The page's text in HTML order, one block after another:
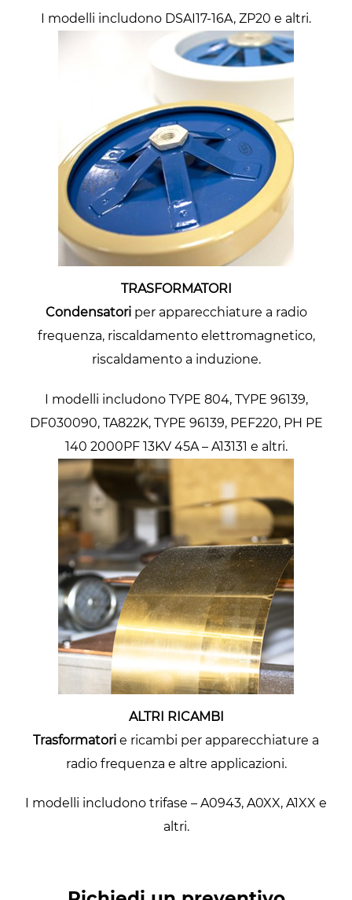
I modelli includono DSAI17-16A, ZP20 e altri.
TRASFORMATORI
Condensatoriper apparecchiature a radio
frequenza, riscaldamento elettromagnetico,
riscaldamento a induzione.
I modelli includono TYPE 804, TYPE 96139,
DF030090, TA822K, TYPE 96139, PEF220, PH PE
140 2000PF 13KV 45A – A13131 e altri.
ALTRI RICAMBI
Trasformatori e ricambi per apparecchiature a
radio frequenza e altre applicazioni.
I modelli includono trifase – A0943, A0XX, A1XX e
altri.